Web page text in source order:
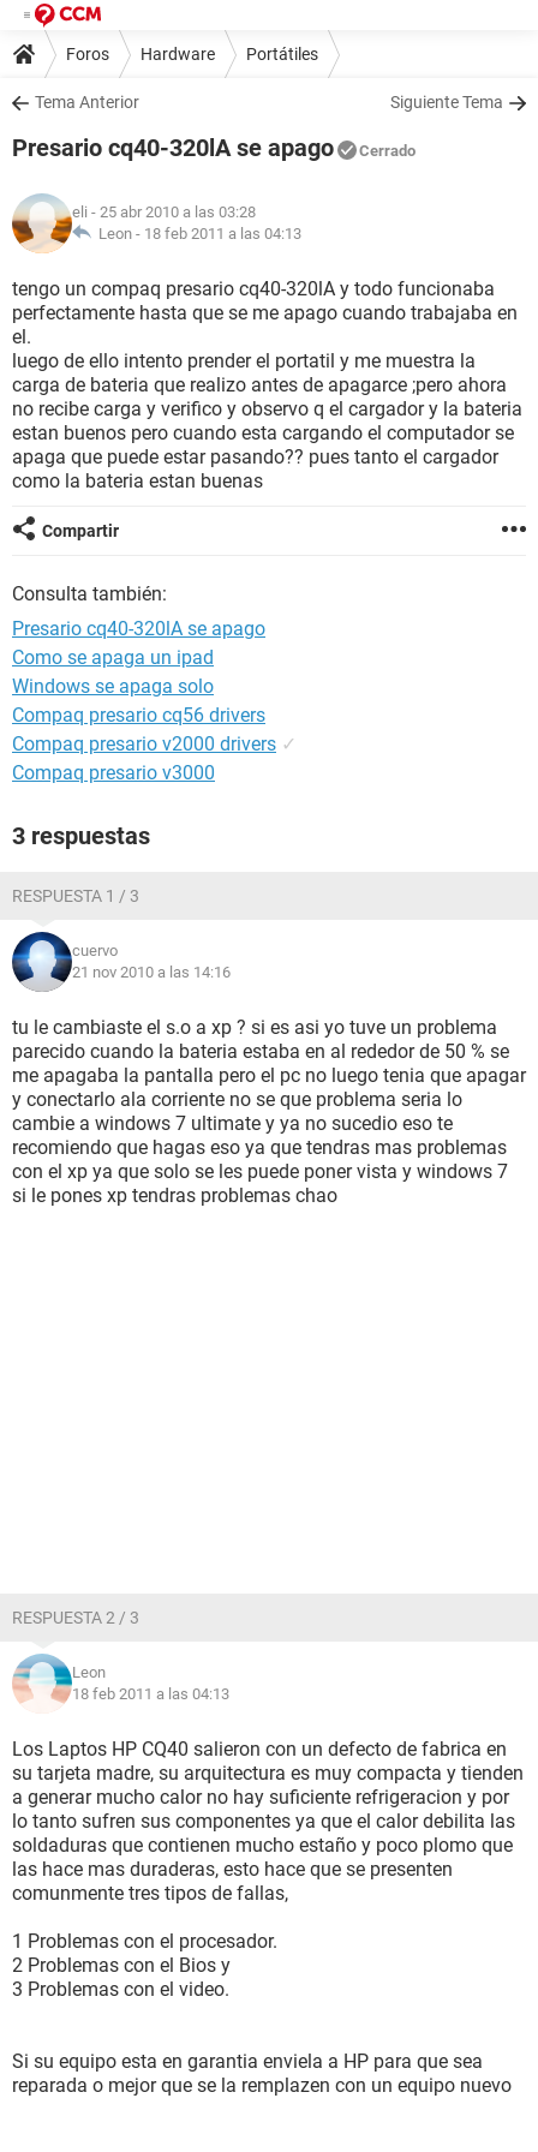
Foros Hardware Portátiles
Tema Anterior Siguiente Tema
Presario cq40-320lA se apago Cerrado
eli - 25 abr 2010 a las 03:28
Leon - 18 feb 2011 a las 04:13
tengo un compaq presario cq40-320lA y todo funcionaba
perfectamente hasta que se me apago cuando trabajaba en
el.
luego de ello intento prender el portatil y me muestra la
carga de bateria que realizo antes de apagarce ;pero ahora
no recibe carga y verifico y observo q el cargador y la bateria
estan buenos pero cuando esta cargando el computador se
apaga que puede estar pasando?? pues tanto el cargador
como la bateria estan buenas
Compartir
Consulta también:
Presario cq40-320lA se apago
Como se apaga un ipad
Windows se apaga solo
Compaq presario cq56 drivers
Compaq presario v2000 drivers ✓
Compaq presario v3000
3 respuestas
RESPUESTA 1 / 3
cuervo
21 nov 2010 a las 14:16
tu le cambiaste el s.o a xp ? si es asi yo tuve un problema
parecido cuando la bateria estaba en al rededor de 50 % se
me apagaba la pantalla pero el pc no luego tenia que apagar
y conectarlo ala corriente no se que problema seria lo
cambie a windows 7 ultimate y ya no sucedio eso te
recomiendo que hagas eso ya que tendras mas problemas
con el xp ya que solo se les puede poner vista y windows 7
si le pones xp tendras problemas chao
RESPUESTA 2 / 3
Leon
18 feb 2011 a las 04:13
Los Laptos HP CQ40 salieron con un defecto de fabrica en
su tarjeta madre, su arquitectura es muy compacta y tienden
a generar mucho calor no hay suficiente refrigeracion y por
lo tanto sufren sus componentes ya que el calor debilita las
soldaduras que contienen mucho estaño y poco plomo que
las hace mas duraderas, esto hace que se presenten
comunmente tres tipos de fallas,
1 Problemas con el procesador.
2 Problemas con el Bios y
3 Problemas con el video.
Si su equipo esta en garantia enviela a HP para que sea
reparada o mejor que se la remplazen con un equipo nuevo